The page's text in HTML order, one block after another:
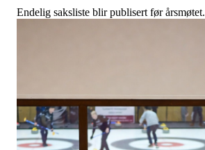
Endelig saksliste blir publisert før årsmøtet.